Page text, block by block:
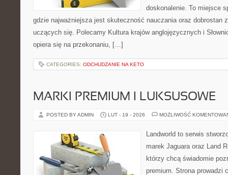
doskonalenie. To miejsce
gdzie najważniejsza jest skuteczność nauczania oraz dobrostan
uczących się. Polecamy Kultura krajów anglojęzycznych i
opiera się na przekonaniu, […]
CATEGORIES: ODCHUDZANIE NA KETO
MARKI PREMIUM I LUKSUSOWE
POSTED BY ADMIN LUT - 19 - 2026 MOŻLIWOŚĆ
Landworld to serwis
marek Jaguara oraz Land
którzy chcą świadomie
premium. Strona prowadzi